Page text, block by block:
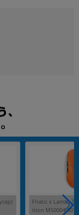
Fnatic x Lamzu
ition MS0004-001